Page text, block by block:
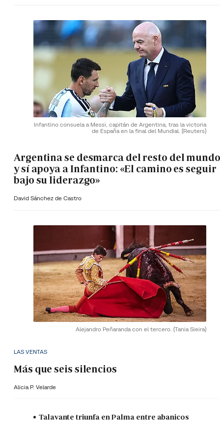
Infantino consuela a Messi, capitán de Argentina, tras la victoria
de España en la final del Mundial. (Reuters)
Argentina se desmarca del resto del mundo
y sí apoya a Infantino: «El camino es seguir
bajo su liderazgo»
David Sánchez de Castro
Alejandro Peñaranda con el tercero. (Tania Sieira)
LAS VENTAS
Más que seis silencios
Alicia P. Velarde
Talavante triunfa en Palma entre abanicos